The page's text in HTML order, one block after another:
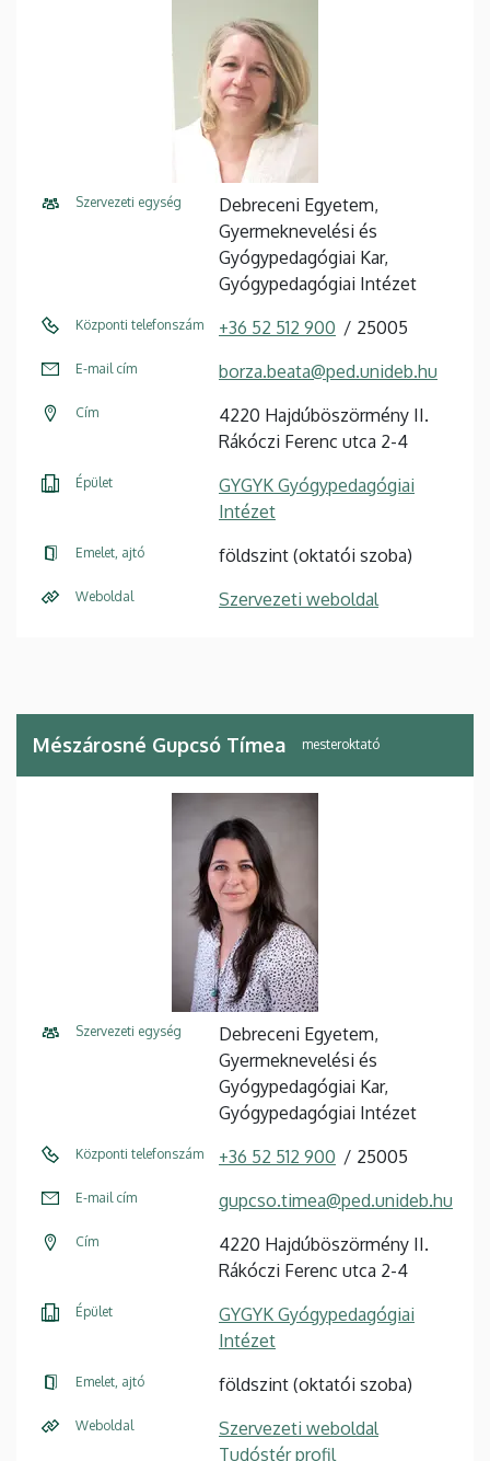
Szervezeti egység
Debreceni Egyetem,
Gyermeknevelési és
Gyógypedagógiai Kar,
Gyógypedagógiai Intézet
Központi telefonszám +36 52 512 900 25005
E-mail cím borza.beata@ped.unideb.hu
Cím
4220 Hajdúböszörmény II.
Rákóczi Ferenc utca 2-4
Épület
GYGYK Gyógypedagógiai
Intézet
Emelet, ajtó földszint (oktatói szoba)
Weboldal Szervezeti weboldal
Mészárosné Gupcsó Tímea mesteroktató
Szervezeti egység
Debreceni Egyetem,
Gyermeknevelési és
Gyógypedagógiai Kar,
Gyógypedagógiai Intézet
Központi telefonszám +36 52 512 900 25005
E-mail cím gupcso.timea@ped.unideb.hu
Cím
4220 Hajdúböszörmény II.
Rákóczi Ferenc utca 2-4
Épület
GYGYK Gyógypedagógiai
Intézet
Emelet, ajtó földszint (oktatói szoba)
Weboldal
Szervezeti weboldal
Tudóstér profil